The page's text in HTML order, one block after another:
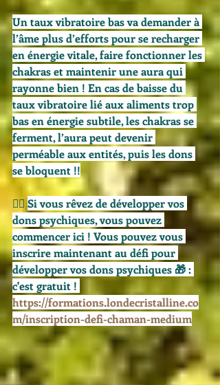
Un taux vibratoire bas va demander à
l’âme plus d’efforts pour se recharger
en énergie vitale, faire fonctionner les
chakras et maintenir une aura qui
rayonne bien ! En cas de baisse du
taux vibratoire lié aux aliments trop
bas en énergie subtile, les chakras se
ferment, l’aura peut devenir
perméable aux entités, puis les dons
se bloquent !!
🧙‍♀️ Si vous rêvez de développer vos
dons psychiques, vous pouvez
commencer ici ! Vous pouvez vous
inscrire maintenant au défi pour
développer vos dons psychiques 🎁 :
c'est gratuit !
https://formations.londecristalline.co
m/inscription-defi-chaman-medium